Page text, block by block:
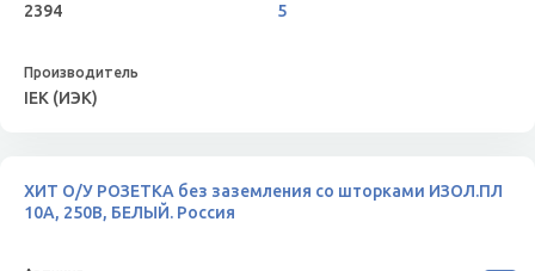
2394 5
IEK (ИЭК)
ХИТ О/У РОЗЕТКА без заземления со шторками ИЗОЛ.ПЛ
10А, 250В, БЕЛЫЙ. Россия